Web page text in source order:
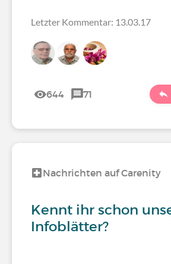
Letzter Kommentar: 13.03.17
644 71
Nachrichten auf Carenity
Kennt ihr schon
Infoblätter?